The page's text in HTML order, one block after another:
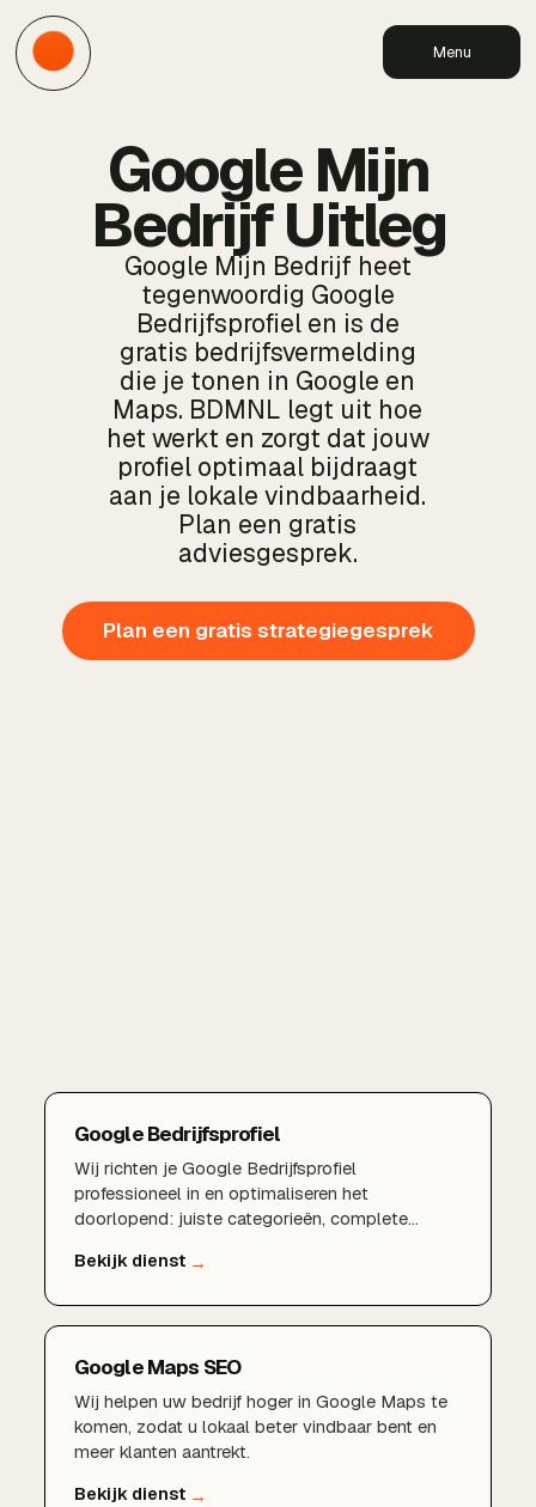
Menu
Google Mijn
Bedrijf Uitleg
Google Mijn Bedrijf heet
tegenwoordig Google
Bedrijfsprofiel en is de
gratis bedrijfsvermelding
die je tonen in Google en
Maps. BDMNL legt uit hoe
het werkt en zorgt dat jouw
profiel optimaal bijdraagt
aan je lokale vindbaarheid.
Plan een gratis
adviesgesprek.
Plan een gratis strategiegesprek
Google Bedrijfsprofiel
Wij richten je Google Bedrijfsprofiel
professioneel in en optimaliseren het
doorlopend: juiste categorieën, complete
foto's en lokale zoekwoorden. Zo word je beter
Google Maps SEO
Wij helpen uw bedrijf hoger in Google Maps te
komen, zodat u lokaal beter vindbaar bent en
meer klanten aantrekt.